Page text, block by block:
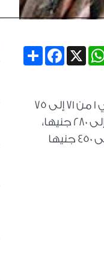
Share
Facebook X
استقرت أسعار الأسماك اليوم الأربعاء 1 أبريل 2026 في سوق العبور، حيث تراوحت أسعار البلطي 1 من 71 إلى 75
جنيها، وبلغت أسعار البياض الأملس البلدي من 150 إلى 250 جنيها، فيما سجل المرجان من 180 إلى 280 جنيها،
وبلغت أسعار الكابوريا من 50 إلى 200 جنيها، بينما تراوحت أسعار السبيط والكاليماري من 250 إلى 450 جنيها